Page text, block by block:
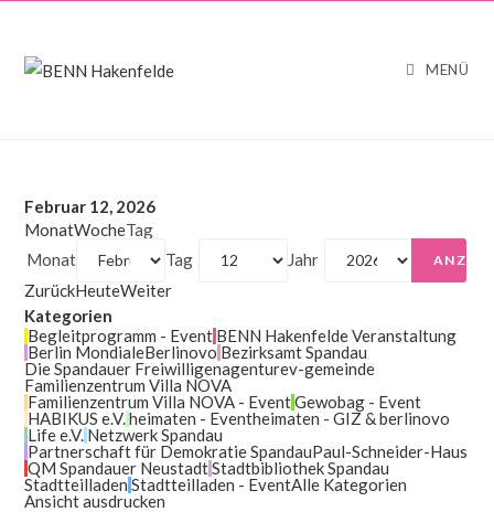
MENÜ
Februar 12, 2026
MonatWocheTag
Monat
Tag
Jahr
ZurückHeuteWeiter
Kategorien
Begleitprogramm - Event BENN Hakenfelde Veranstaltung
Berlin MondialeBerlinovo Bezirksamt Spandau
Die Spandauer Freiwilligenagenturev-gemeinde
Familienzentrum Villa NOVA
Familienzentrum Villa NOVA - EventGewobag - Event
HABIKUS e.V. heimaten - Eventheimaten - GIZ & berlinovo
Life e.V. Netzwerk Spandau
Partnerschaft für Demokratie SpandauPaul-Schneider-Haus
QM Spandauer NeustadtStadtbibliothek Spandau
Stadtteilladen Stadtteilladen - EventAlle Kategorien
Ansichtausdrucken